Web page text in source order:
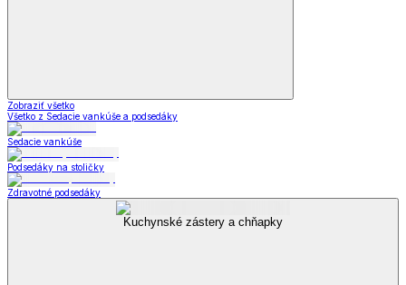
Zobraziť všetko
Všetko z Sedacie vankúše a podsedáky
Sedacie vankúše
Podsedáky na stoličky
Zdravotné podsedáky
Kuchynské zástery a chňapky